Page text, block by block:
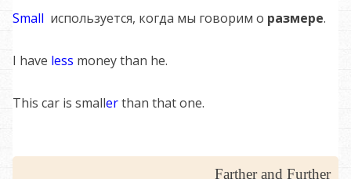
Small используется, когда мы говорим о размере.
I have less money than he.
This car is smallerthan that one.
Farther and Further